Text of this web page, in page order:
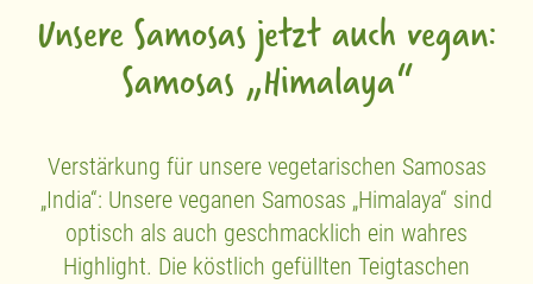
Unsere Samosas jetzt auch vegan:
Samosas „Himalaya“
Verstärkung für unsere vegetarischen Samosas
„India“: Unsere veganen Samosas „Himalaya“ sind
optisch als auch geschmacklich ein wahres
Highlight. Die köstlich gefüllten Teigtaschen